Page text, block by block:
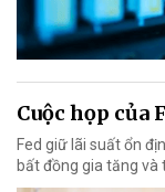
Cuộc họp của
Fed giữ lãi suất ổn
bất đồng gia tăng và